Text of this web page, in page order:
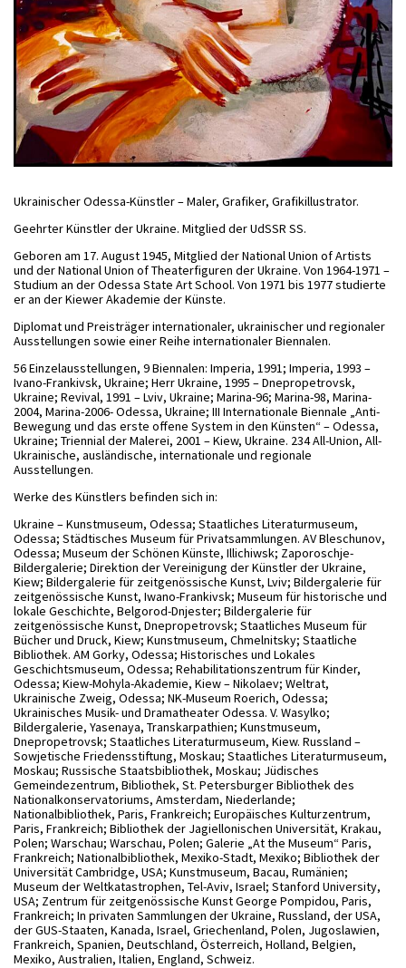
Ukrainischer Odessa-Künstler – Maler, Grafiker, Grafikillustrator.
Geehrter Künstler der Ukraine. Mitglied der UdSSR SS.
Geboren am 17. August 1945, Mitglied der National Union of Artists
und der National Union of Theaterfiguren der Ukraine. Von 1964-1971 –
Studium an der Odessa State Art School. Von 1971 bis 1977 studierte
er an der Kiewer Akademie der Künste.
Diplomat und Preisträger internationaler, ukrainischer und regionaler
Ausstellungen sowie einer Reihe internationaler Biennalen.
56 Einzelausstellungen, 9 Biennalen: Imperia, 1991; Imperia, 1993 –
Ivano-Frankivsk, Ukraine; Herr Ukraine, 1995 – Dnepropetrovsk,
Ukraine; Revival, 1991 – Lviv, Ukraine; Marina-96; Marina-98, Marina-
2004, Marina-2006- Odessa, Ukraine; III Internationale Biennale „Anti-
Bewegung und das erste offene System in den Künsten“ – Odessa,
Ukraine; Triennial der Malerei, 2001 – Kiew, Ukraine. 234 All-Union, All-
Ukrainische, ausländische, internationale und regionale
Ausstellungen.
Werke des Künstlers befinden sich in:
Ukraine – Kunstmuseum, Odessa; Staatliches Literaturmuseum,
Odessa; Städtisches Museum für Privatsammlungen. AV Bleschunov,
Odessa; Museum der Schönen Künste, Illichiwsk; Zaporoschje-
Bildergalerie; Direktion der Vereinigung der Künstler der Ukraine,
Kiew; Bildergalerie für zeitgenössische Kunst, Lviv; Bildergalerie für
zeitgenössische Kunst, Iwano-Frankivsk; Museum für historische und
lokale Geschichte, Belgorod-Dnjester; Bildergalerie für
zeitgenössische Kunst, Dnepropetrovsk; Staatliches Museum für
Bücher und Druck, Kiew; Kunstmuseum, Chmelnitsky; Staatliche
Bibliothek. AM Gorky, Odessa; Historisches und Lokales
Geschichtsmuseum, Odessa; Rehabilitationszentrum für Kinder,
Odessa; Kiew-Mohyla-Akademie, Kiew – Nikolaev; Weltrat,
Ukrainische Zweig, Odessa; NK-Museum Roerich, Odessa;
Ukrainisches Musik- und Dramatheater Odessa. V. Wasylko;
Bildergalerie, Yasenaya, Transkarpathien; Kunstmuseum,
Dnepropetrovsk; Staatliches Literaturmuseum, Kiew. Russland –
Sowjetische Friedensstiftung, Moskau; Staatliches Literaturmuseum,
Moskau; Russische Staatsbibliothek, Moskau; Jüdisches
Gemeindezentrum, Bibliothek, St. Petersburger Bibliothek des
Nationalkonservatoriums, Amsterdam, Niederlande;
Nationalbibliothek, Paris, Frankreich; Europäisches Kulturzentrum,
Paris, Frankreich; Bibliothek der Jagiellonischen Universität, Krakau,
Polen; Warschau; Warschau, Polen; Galerie „At the Museum“ Paris,
Frankreich; Nationalbibliothek, Mexiko-Stadt, Mexiko; Bibliothek der
Universität Cambridge, USA; Kunstmuseum, Bacau, Rumänien;
Museum der Weltkatastrophen, Tel-Aviv, Israel; Stanford University,
USA; Zentrum für zeitgenössische Kunst George Pompidou, Paris,
Frankreich; In privaten Sammlungen der Ukraine, Russland, der USA,
der GUS-Staaten, Kanada, Israel, Griechenland, Polen, Jugoslawien,
Frankreich, Spanien, Deutschland, Österreich, Holland, Belgien,
Mexiko, Australien, Italien, England, Schweiz.